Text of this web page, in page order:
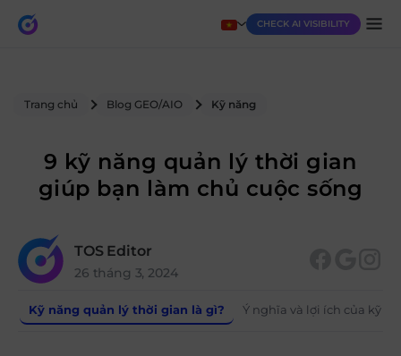
CHECK AI VISIBILITY
Trang chủ Blog GEO/AIO Kỹ năng
9 kỹ năng quản lý thời gian
giúp bạn làm chủ cuộc sống
TOS Editor
26 tháng 3, 2024
Kỹ năng quản lý thời gian là gì? Ý nghĩa và lợi ích của kỹ